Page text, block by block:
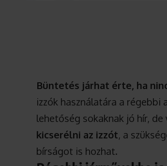
Büntetés járhat érte, ha
izzók használatára a
lehetőség sokaknak jó hír,
kicserélni az izzót, a
bírságot is hozhat.